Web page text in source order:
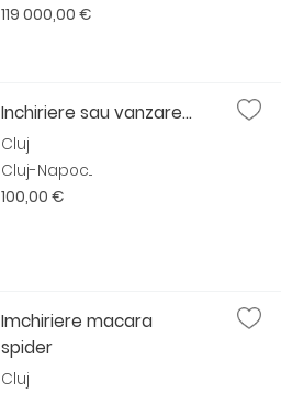
119 000,00 €
Inchiriere sau vanzare...
Cluj
Cluj-Napoc...
100,00 €
Imchiriere macara
spider
Cluj